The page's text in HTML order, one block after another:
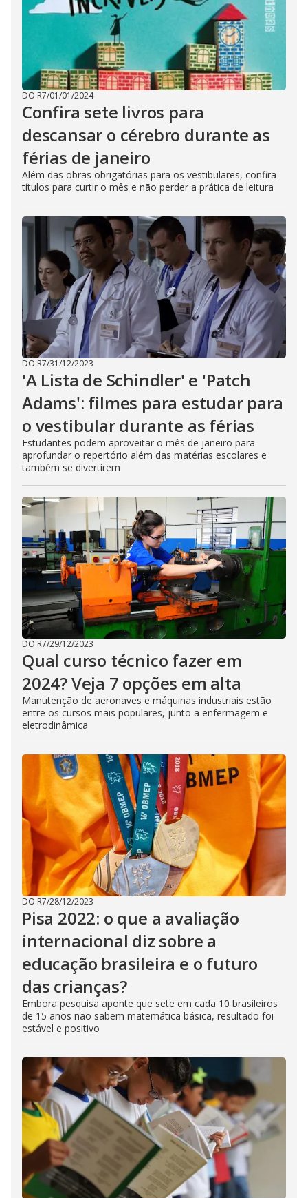
DO R7/01/01/2024
Confira sete livros para
descansar o cérebro durante as
férias de janeiro
Além das obras obrigatórias para os vestibulares, confira
títulos para curtir o mês e não perder a prática de leitura
DO R7/31/12/2023
'A Lista de Schindler' e 'Patch
Adams': filmes para estudar para
o vestibular durante as férias
Estudantes podem aproveitar o mês de janeiro para
aprofundar o repertório além das matérias escolares e
também se divertirem
DO R7/29/12/2023
Qual curso técnico fazer em
2024? Veja 7 opções em alta
Manutenção de aeronaves e máquinas industriais estão
entre os cursos mais populares, junto a enfermagem e
eletrodinâmica
DO R7/28/12/2023
Pisa 2022: o que a avaliação
internacional diz sobre a
educação brasileira e o futuro
das crianças?
Embora pesquisa aponte que sete em cada 10 brasileiros
de 15 anos não sabem matemática básica, resultado foi
estável e positivo